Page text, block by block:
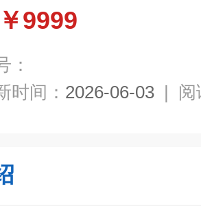
￥9999
：
时间： 2026-06-03 | 阅